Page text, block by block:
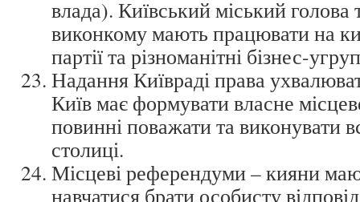
влада). Київський міський голова
виконкому мають працювати на
партії та різноманітні бізнес-
Надання Київраді права
Київ має формувати власне
повинні поважати та виконувати
столиці.
Місцеві референдуми – кияни
навчатися брати особисту